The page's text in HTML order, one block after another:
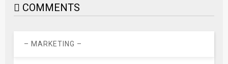
COMMENTS
– MARKETING –